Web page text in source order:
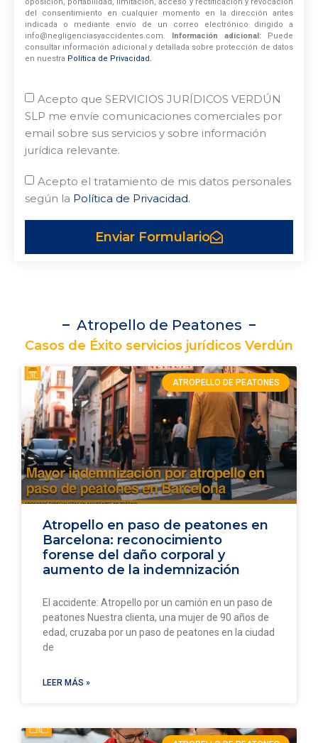
oposición, portabilidad, limitación, acceso y rectificación y revocación
del consentimiento en cualquier momento en la dirección antes
indicada o mediante envío de un correo electrónico dirigido a
info@negligenciasyaccidentes.com.
Información adicional: Puede
consultar información adicional y detallada sobre protección de datos
en nuestra Política de Privacidad.
Acepto que SERVICIOS JURÍDICOS VERDÚN
SLP me envíe comunicaciones comerciales por
email sobre sus servicios y sobre información
jurídica relevante.
Acepto el tratamiento de mis datos personales
según la Política de Privacidad.
Enviar Formulario
Atropello de Peatones
Casos de Éxito servicios jurídicos Verdún
ATROPELLO DE PEATONES
Atropello en paso de peatones en
Barcelona: reconocimiento
forense del daño corporal y
aumento de la indemnización
El accidente: Atropello por un camión en un paso de
peatones Nuestra clienta, una mujer de 90 años de
edad, cruzaba por un paso de peatones en la ciudad
de
LEER MÁS »